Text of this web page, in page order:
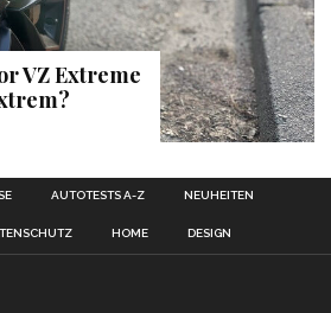
VZ Extreme
AUTOTESTS A-Z NEUHEITEN
HOME DESIGN